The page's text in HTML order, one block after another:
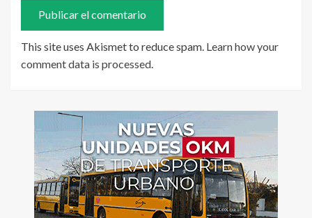
This site uses Akismet to reduce spam. Learn how your
comment data is processed